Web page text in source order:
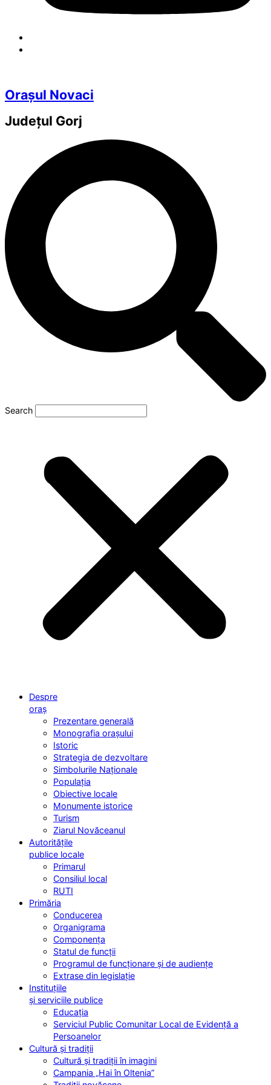
Orașul Novaci
Județul Gorj
Search
Despre
oraș
Prezentare generală
Monografia orașului
Istoric
Strategia de dezvoltare
Simbolurile Naționale
Populația
Obiective locale
Monumente istorice
Turism
Ziarul Novăceanul
Autoritățile
publice locale
Primarul
Consiliul local
RUTI
Primăria
Conducerea
Organigrama
Componența
Statul de funcții
Programul de funcționare și de audiențe
Extrase din legislație
Instituțiile
și serviciile publice
Educația
Serviciul Public Comunitar Local de Evidență a
Persoanelor
Cultură și tradiții
Cultură și tradiții în imagini
Campania „Hai în Oltenia”